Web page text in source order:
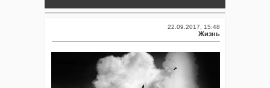
22.09.2017, 15:48
Жизнь